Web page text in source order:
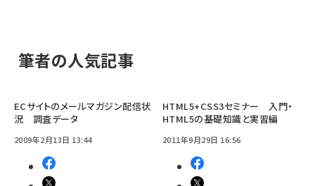
筆者の人気記事
ECサイトのメールマガジン配信状
況 調査データ
2009年2月13日 13:44
HTML5+CSS3セミナー 入門・
HTML5の基礎知識と実習編
2011年9月29日 16:56